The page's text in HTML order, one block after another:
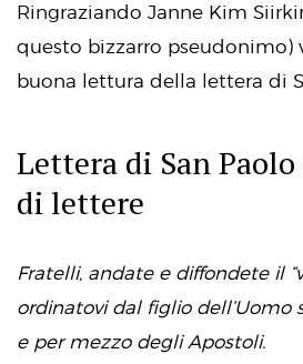
Ringraziando Janne Kim
questo bizzarro pseudonimo)
buona lettura della lettera di
Lettera di San
di lettere
Fratelli, andate e diffondete il
ordinatovi dal figlio dell’Uomo
e per mezzo degli Apostoli.